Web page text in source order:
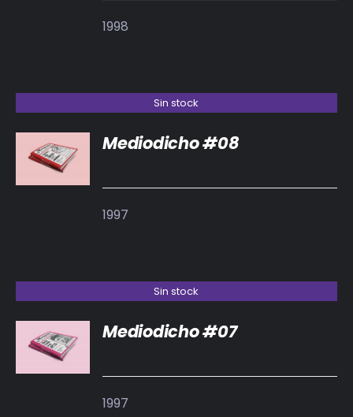
1998
Sin stock
DETALLES
Mediodicho #08
1997
Sin stock
DETALLES
Mediodicho #07
1997